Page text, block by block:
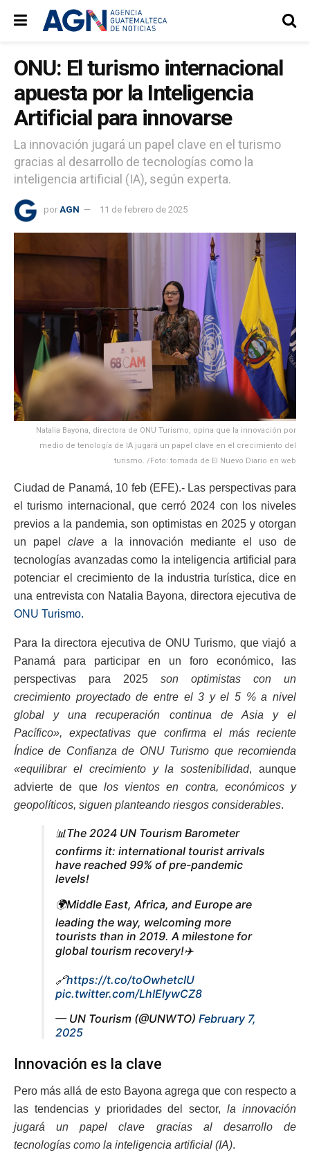
ONU: El turismo internacional
apuesta por la Inteligencia
Artificial para innovarse
La innovación jugará un papel clave en el turismo
gracias al desarrollo de tecnologías como la
inteligencia artificial (IA), según experta.
por AGN 11 de febrero de 2025
Natalia Bayona, directora de ONU Turismo, opina que la innovación por
medio de tenología de IA jugará un papel clave en el crecimiento del
turismo. /Foto: tomada de El Nuevo Diario en web
Ciudad de Panamá, 10 feb (EFE).- Las perspectivas para
el turismo internacional, que cerró 2024 con los niveles
previos a la pandemia, son optimistas en 2025 y otorgan
un papel clavea la innovación mediante el uso de
tecnologías avanzadas como la inteligencia artificial para
potenciar el crecimiento de la industria turística, dice en
una entrevista con Natalia Bayona, directora ejecutiva de
ONU Turismo.
Para la directora ejecutiva de ONU Turismo, que viajó a
Panamá para participar en un foro económico, las
perspectivas para 2025 son optimistas con un
crecimiento proyectado de entre el 3 y el 5 % a nivel
global y una recuperación continua de Asia y el
Pacífico», expectativas que confirma el más reciente
Índice de Confianza de ONU Turismo que recomienda
«equilibrar el crecimiento y la sostenibilidad, aunque
advierte de que los vientos en contra, económicos y
geopolíticos, siguen planteando riesgos considerables.
📊The 2024 UN Tourism Barometer
confirms it: international tourist arrivals
have reached 99% of pre-pandemic
levels!
🌍Middle East, Africa, and Europe are
leading the way, welcoming more
tourists than in 2019. A milestone for
global tourism recovery!✈️
🔗https://t.co/toOwhetcIU
pic.twitter.com/LhIEIywCZ8
— UN Tourism (@UNWTO) February 7,
2025
Innovación es la clave
Pero más allá de esto Bayona agrega que con respecto a
las tendencias y prioridades del sector,la innovación
jugará un papel clave gracias al desarrollo de
tecnologías como la inteligencia artificial (IA).